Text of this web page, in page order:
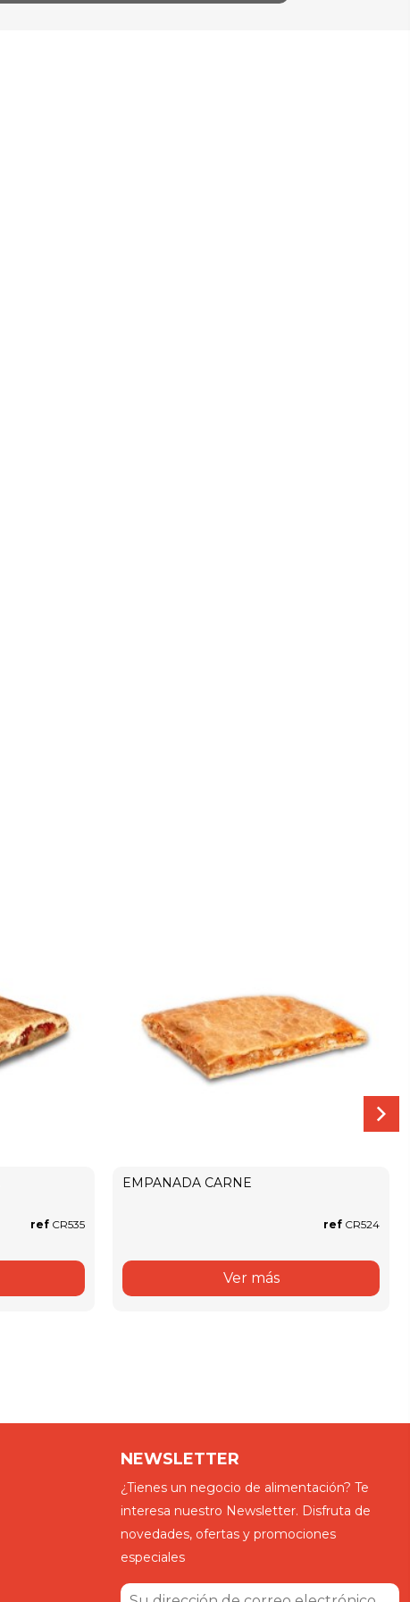
ref CR535
EMPANADA CARNE
ref CR524
Ver más
NEWSLETTER
¿Tienes un negocio de alimentación? Te
interesa nuestro Newsletter. Disfruta de
novedades, ofertas y promociones
especiales